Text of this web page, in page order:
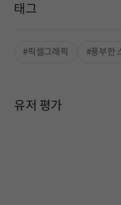
태그
#픽셀그래픽 #풍부한
유저 평가